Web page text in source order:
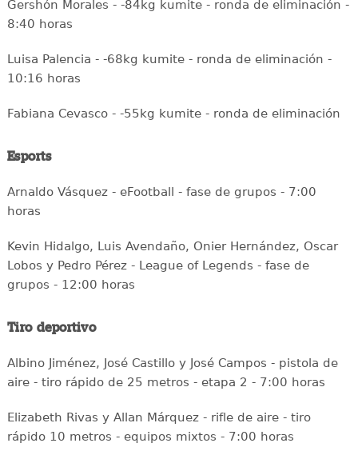
Gershón Morales - -84kg kumite - ronda de eliminación -
8:40 horas
Luisa Palencia - -68kg kumite - ronda de eliminación -
10:16 horas
Fabiana Cevasco - -55kg kumite - ronda de eliminación
Esports
Arnaldo Vásquez - eFootball - fase de grupos - 7:00
horas
Kevin Hidalgo, Luis Avendaño, Onier Hernández, Oscar
Lobos y Pedro Pérez - League of Legends - fase de
grupos - 12:00 horas
Tiro deportivo
Albino Jiménez, José Castillo y José Campos - pistola de
aire - tiro rápido de 25 metros - etapa 2 - 7:00 horas
Elizabeth Rivas y Allan Márquez - rifle de aire - tiro
rápido 10 metros - equipos mixtos - 7:00 horas